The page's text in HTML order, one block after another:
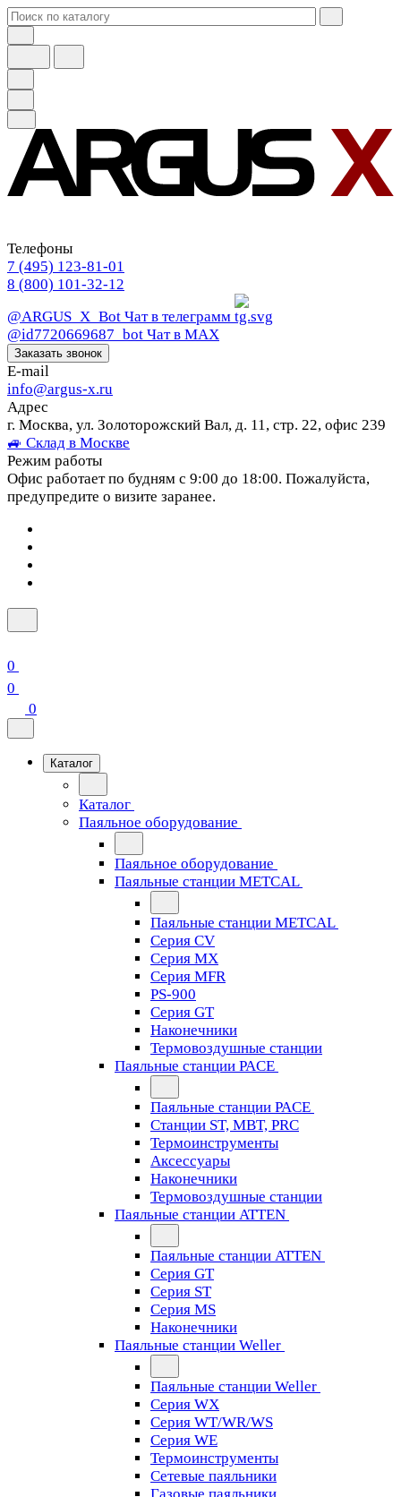
Телефоны
7 (495) 123-81-01
8 (800) 101-32-12
@ARGUS_X_Bot Чат в телеграмм
@id7720669687_bot Чат в МАХ
Заказать звонок
E-mail
info@argus-x.ru
Адрес
г. Москва, ул. Золоторожский Вал, д. 11, стр. 22, офис 239
🚙 Склад в Москве
Режим работы
Офис работает по будням с 9:00 до 18:00. Пожалуйста,
предупредите о визите заранее.
0
0
0
Каталог
Каталог
Паяльное оборудование
Паяльное оборудование
Паяльные станции METCAL
Паяльные станции METCAL
Серия CV
Серия MX
Серия MFR
PS-900
Серия GT
Наконечники
Термовоздушные станции
Паяльные станции PACE
Паяльные станции PACE
Станции ST, MBT, PRC
Термоинструменты
Аксессуары
Наконечники
Термовоздушные станции
Паяльные станции ATTEN
Паяльные станции ATTEN
Серия GT
Серия ST
Серия MS
Наконечники
Паяльные станции Weller
Паяльные станции Weller
Серия WX
Серия WT/WR/WS
Серия WE
Термоинструменты
Сетевые паяльники
Газовые паяльники